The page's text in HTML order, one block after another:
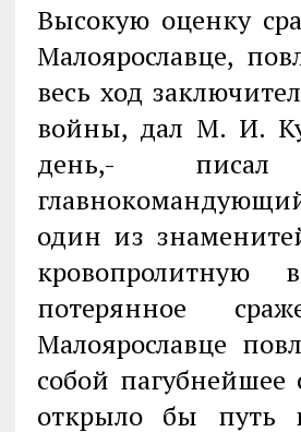
Высокую оценку
Малоярославце,
весь ход
войны, дал М. И.
день,- писал
один из
кровопролитную
потерянное
Малоярославце
собой пагубнейшее
открыло бы путь